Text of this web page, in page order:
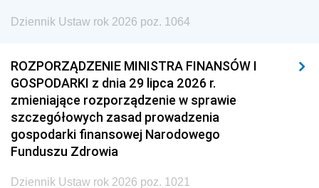
Dziennik Ustaw rok 2026 poz. 1064
ROZPORZĄDZENIE MINISTRA FINANSÓW I
GOSPODARKI z dnia 29 lipca 2026 r.
zmieniające rozporządzenie w sprawie
szczegółowych zasad prowadzenia
gospodarki finansowej Narodowego
Funduszu Zdrowia
Dziennik Ustaw rok 2026 poz. 1021